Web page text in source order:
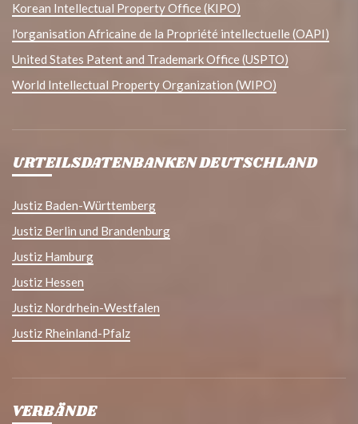
Korean Intellectual Property Office (KIPO)
l'organisation Africaine de la Propriété intellectuelle (OAPI)
United States Patent and Trademark Office (USPTO)
World Intellectual Property Organization (WIPO)
URTEILSDATENBANKEN DEUTSCHLAND
Justiz Baden-Württemberg
Justiz Berlin und Brandenburg
Justiz Hamburg
Justiz Hessen
Justiz Nordrhein-Westfalen
Justiz Rheinland-Pfalz
VERBÄNDE